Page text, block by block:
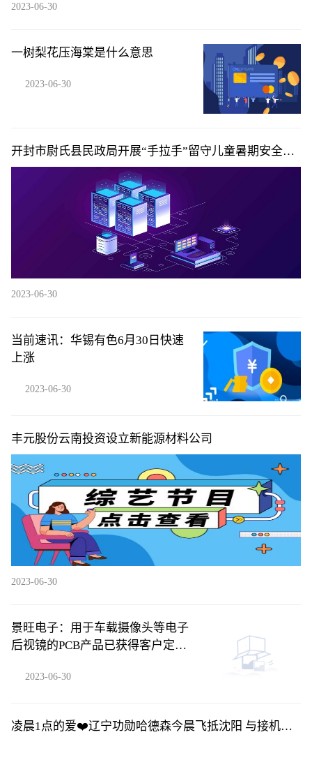
2023-06-30
一树梨花压海棠是什么意思
2023-06-30
开封市尉氏县民政局开展“手拉手”留守儿童暑期安全教
育活动|即时
2023-06-30
当前速讯：华锡有色6月30日快速
上涨
2023-06-30
丰元股份云南投资设立新能源材料公司
2023-06-30
景旺电子：用于车载摄像头等电子
后视镜的PCB产品已获得客户定点
2023-06-30
凌晨1点的爱❤️辽宁功勋哈德森今晨飞抵沈阳 与接机球